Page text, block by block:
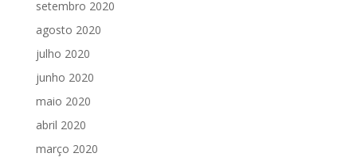
setembro 2020
agosto 2020
julho 2020
junho 2020
maio 2020
abril 2020
março 2020